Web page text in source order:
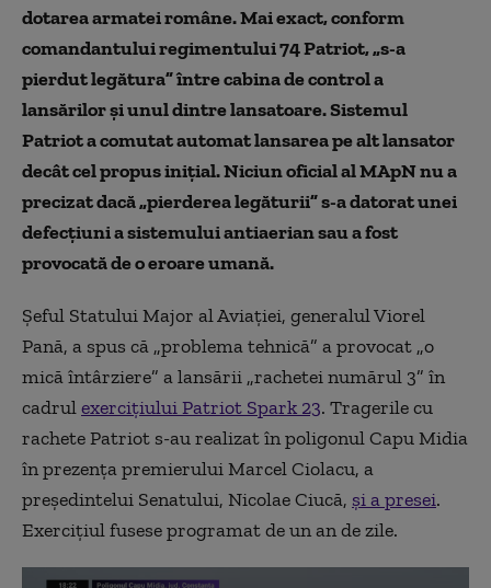
dotarea armatei române. Mai exact, conform
comandantului regimentului 74 Patriot, „s-a
pierdut legătura” între cabina de control a
lansărilor și unul dintre lansatoare. Sistemul
Patriot a comutat automat lansarea pe alt lansator
decât cel propus inițial. Niciun oficial al MApN nu a
precizat dacă „pierderea legăturii” s-a datorat unei
defecțiuni a sistemului antiaerian sau a fost
provocată de o eroare umană.
Șeful Statului Major al Aviației, generalul Viorel
Pană, a spus că „problema tehnică” a provocat „o
mică întârziere” a lansării „rachetei numărul 3” în
cadrulexercițiului Patriot Spark 23. Tragerile cu
rachete Patriot s-au realizat în poligonul Capu Midia
în prezența premierului Marcel Ciolacu, a
președintelui Senatului, Nicolae Ciucă, și a presei.
Exercițiul fusese programat de un an de zile.